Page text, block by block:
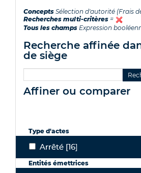
Concepts Sélection d'autorité (Frais
Recherches multi-critères =
Tous les champs Expression
recherche affinée dans : frais
de siège
affiner ou comparer
Type d'actes
ArrêtéArrêté [16]
Entités émettrices